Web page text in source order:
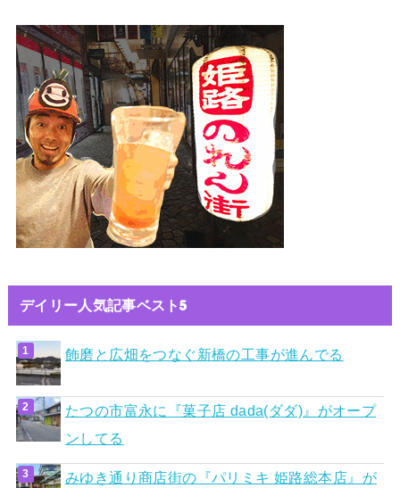
デイリー人気記事ベスト5
飾磨と広畑をつなぐ新橋の工事が進んでる
たつの市富永に『菓子店 dada(ダダ)』がオープ
ンしてる
みゆき通り商店街の『パリミキ 姫路総本店』が